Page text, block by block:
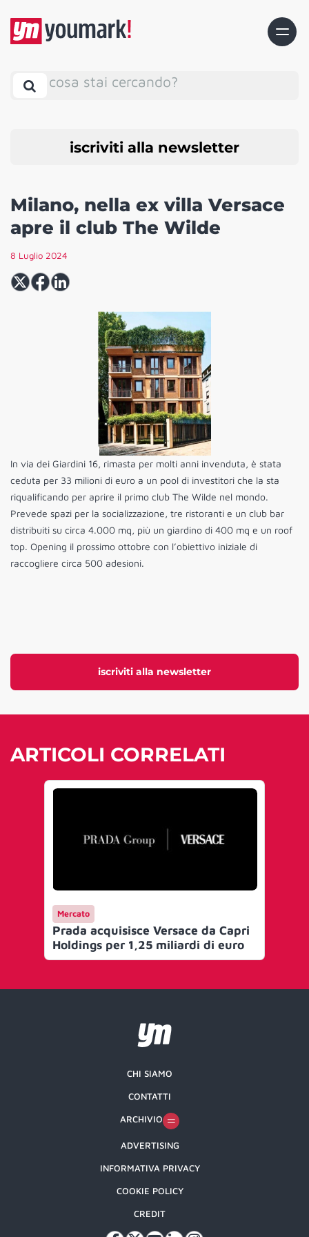
cosa stai cercando?
iscriviti alla newsletter
iscriviti alla newsletter
Milano, nella ex villa Versace
apre il club The Wilde
8 Luglio 2024
In via dei Giardini 16, rimasta per molti anni invenduta, è stata
ceduta per 33 milioni di euro a un pool di investitori che la sta
riqualificando per aprire il primo club The Wilde nel mondo.
Prevede spazi per la socializzazione, tre ristoranti e un club bar
distribuiti su circa 4.000 mq, più un giardino di 400 mq e un roof
top. Opening il prossimo ottobre con l’obiettivo iniziale di
raccogliere circa 500 adesioni.
ARTICOLI CORRELATI
Mercato
Prada acquisisce Versace da Capri
Holdings per 1,25 miliardi di euro
CHI SIAMO
CONTATTI
ARCHIVIO
ADVERTISING
INFORMATIVA PRIVACY
COOKIE POLICY
CREDIT